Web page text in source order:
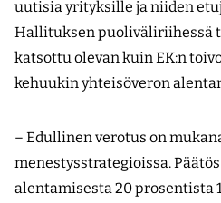
uutisia yrityksille ja niiden
Hallituksen puoliväliriihessä
katsottu olevan kuin EK:n
kehuukin yhteisöveron
– Edullinen verotus on
menestysstrategioissa.
alentamisesta 20 prosentista